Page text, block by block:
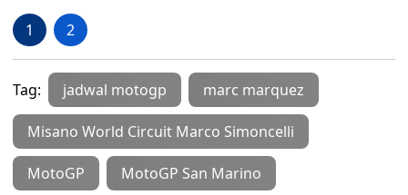
1 2
Tag: jadwal motogp marc marquez
Misano World Circuit Marco Simoncelli
MotoGP MotoGP San Marino